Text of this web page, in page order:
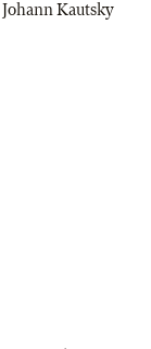
Johann Kautsky